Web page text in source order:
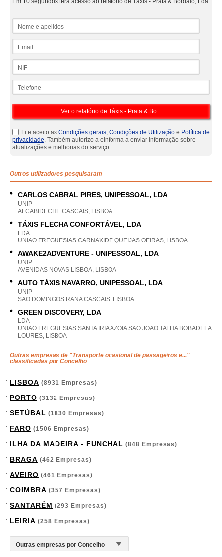
Em 10 segundos terá acesso ao relatório de Táxis - Prata & Bordalo, Lda
Li e aceito as Condições gerais, Condições de Utilização e Política de
privacidade. Também autorizo a eInforma a enviar informação sobre
atualizações e melhorias do serviço.
Outros utilizadores pesquisaram
CARLOS CABRAL PIRES, UNIPESSOAL, LDA
UNIP
ALCABIDECHE CASCAIS, LISBOA
TÁXIS FLECHA CONFORTÁVEL, LDA
LDA
UNIAO FREGUESIAS CARNAXIDE QUEIJAS OEIRAS, LISBOA
AWAKE2ADVENTURE - UNIPESSOAL, LDA
UNIP
AVENIDAS NOVAS LISBOA, LISBOA
AUTO TÁXIS NAVARRO, UNIPESSOAL, LDA
UNIP
SAO DOMINGOS RANA CASCAIS, LISBOA
GREEN DISCOVERY, LDA
LDA
UNIAO FREGUESIAS SANTA IRIA AZOIA SAO JOAO TALHA BOBADELA
LOURES, LISBOA
Outras empresas de "Transporte ocasional de passageiros e..."
classificadas por Concelho
LISBOA (8931 Empresas)
PORTO (3132 Empresas)
SETÚBAL (1830 Empresas)
FARO (1506 Empresas)
ILHA DA MADEIRA - FUNCHAL (848 Empresas)
BRAGA (462 Empresas)
AVEIRO (461 Empresas)
COIMBRA (357 Empresas)
SANTARÉM (293 Empresas)
LEIRIA (258 Empresas)